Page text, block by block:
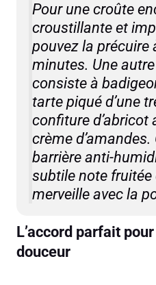
Pour une croûte
croustillante et
pouvez la précuire
minutes. Une
consiste à
tarte piqué d’une
confiture d’abricot
crème
barrière anti-
subtile note fruitée
merveille avec la
L’accord parfait
douceur